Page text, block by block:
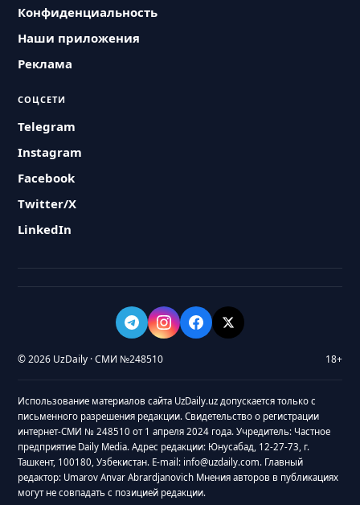
Конфиденциальность
Наши приложения
Реклама
СОЦСЕТИ
Telegram
Instagram
Facebook
Twitter/X
LinkedIn
© 2026 UzDaily · СМИ №248510 18+
Использование материалов сайта UzDaily.uz допускается только с
письменного разрешения редакции. Свидетельство о регистрации
интернет-СМИ № 248510 от 1 апреля 2024 года. Учредитель: Частное
предприятие Daily Media. Адрес редакции: Юнусабад, 12-27-73, г.
Ташкент, 100180, Узбекистан. E-mail: info@uzdaily.com. Главный
редактор: Umarov Anvar Abrardjanovich Мнения авторов в публикациях
могут не совпадать с позицией редакции.